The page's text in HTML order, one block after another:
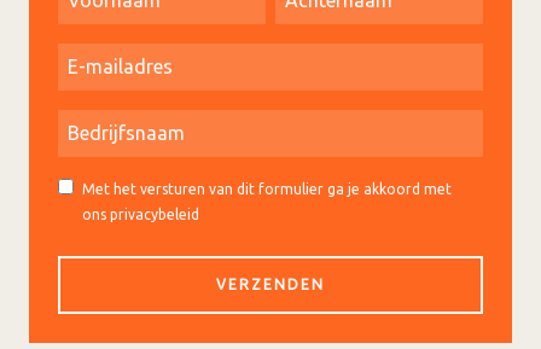
Met het versturen van dit formulier ga je akkoord met
ons privacybeleid